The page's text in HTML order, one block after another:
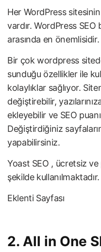
Her WordPress
vardır. WordPress
arasında en önemlisidir.
Bir çok wordpress
sunduğu özellikler ile
kolaylıklar sağlıyor.
değiştirebilir,
ekleyebilir ve SEO
Değiştirdiğiniz
yapabilirsiniz.
Yoast SEO , ücretsiz
şekilde kullanılmaktadır.
Eklenti Sayfası
2. All in One